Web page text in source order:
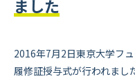
ました
2016年7月2日東京大学フ
履修証授与式が行われまし